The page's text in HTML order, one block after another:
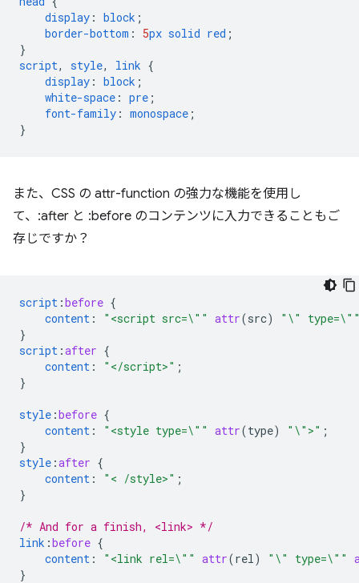
display : block ;
border-bottom : 5px solid red ;
}
script, style, link {
display : block ;
white-space : pre ;
font-family : monospace ;
}
また、CSS の attr-function の強力な機能を使用し
て、:after と :before のコンテンツに入力できることもご
存じですか？
script :before {
content : "<script src=\"" attr(src)
"\"
}
script :after {
content : "</script>" ;
}
style :before {
content : "<style type=\"" attr(type) "\">" ;
}
style :after {
content : "< /style>" ;
}
/* And for a finish, <link> */
link :before {
content : "<link rel=\"" attr(rel) "\" type=\""
}